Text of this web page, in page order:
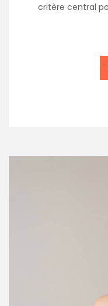
critère central